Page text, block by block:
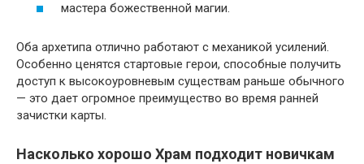
мастера божественной магии.
Оба архетипа отлично работают с механикой усилений.
Особенно ценятся стартовые герои, способные получить
доступ к высокоуровневым существам раньше обычного
— это дает огромное преимущество во время ранней
зачистки карты.
Насколько хорошо Храм подходит новичкам